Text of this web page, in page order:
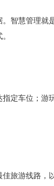
智慧管理就
定车位；游
旅游线路，